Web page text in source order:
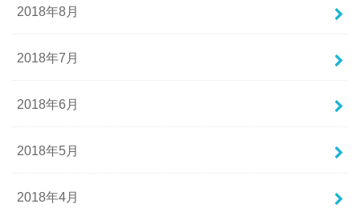
2018年8月
2018年7月
2018年6月
2018年5月
2018年4月